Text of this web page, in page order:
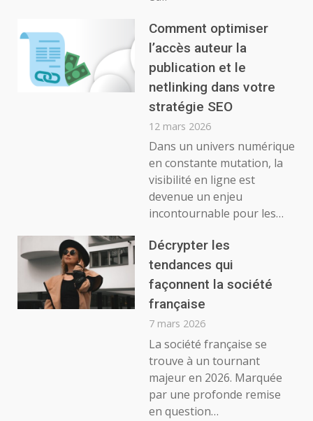
Comment optimiser
l’accès auteur la
publication et le
netlinking dans votre
stratégie SEO
12 mars 2026
Dans un univers numérique
en constante mutation, la
visibilité en ligne est
devenue un enjeu
incontournable pour les…
Décrypter les
tendances qui
façonnent la société
française
7 mars 2026
La société française se
trouve à un tournant
majeur en 2026. Marquée
par une profonde remise
en question…